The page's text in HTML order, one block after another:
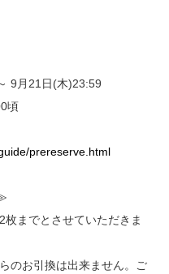
9月21日(木)23:59
頃
prereserve.html
までとさせていただきま
のお引換は出来ません。ご